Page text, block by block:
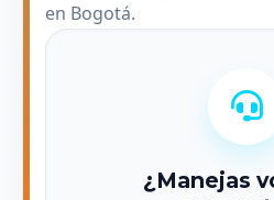
en Bogotá.
¿Manejas